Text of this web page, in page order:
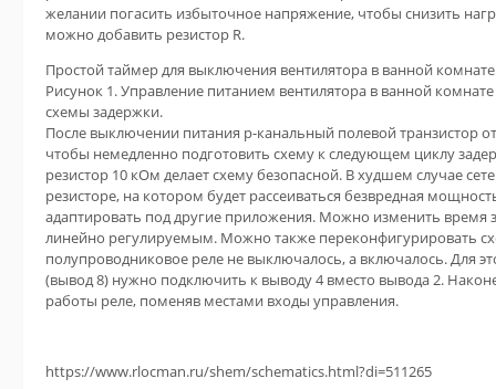
желании погасить избыточное напряжение, чтобы снизить
можно добавить резистор R.
Простой таймер для выключения вентилятора в ванной комнате
Рисунок 1. Управление питанием вентилятора в ванной
схемы задержки.
После выключении питания p-канальный полевой транзистор
чтобы немедленно подготовить схему к следующем циклу
резистор 10 кОм делает схему безопасной. В худшем случае
резисторе, на котором будет рассеиваться безвредная
адаптировать под другие приложения. Можно изменить время
линейно регулируемым. Можно также переконфигурировать
полупроводниковое реле не выключалось, а включалось. Для
(вывод 8) нужно подключить к выводу 4 вместо вывода 2.
работы реле, поменяв местами входы управления.
https://www.rlocman.ru/shem/schematics.html?di=511265